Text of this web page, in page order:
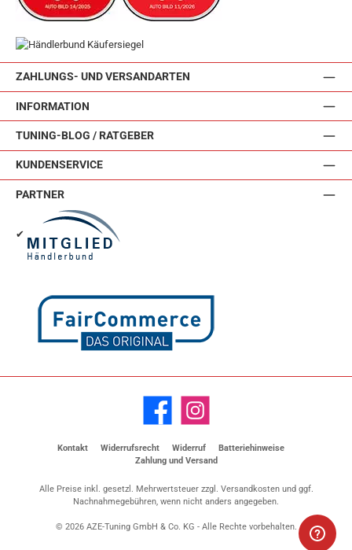
ZAHLUNGS- UND VERSANDARTEN
INFORMATION
TUNING-BLOG / RATGEBER
KUNDENSERVICE
PARTNER
✔
Facebook Instagram
Kontakt Widerrufsrecht Widerruf
Batteriehinweise
Zahlung und Versand
Alle Preise inkl. gesetzl. Mehrwertsteuer zzgl. Versandkostenund ggf.
Nachnahmegebühren, wenn nicht anders angegeben.
© 2026 AZE-Tuning GmbH & Co. KG - Alle Rechte vorbehalten.